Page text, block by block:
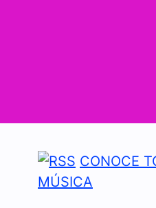
CONOCE
MÚSICA